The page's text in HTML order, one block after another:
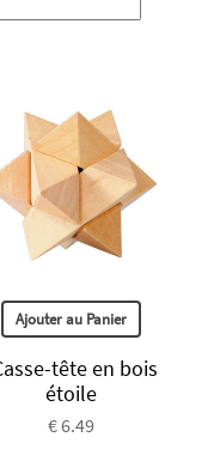
Ajouter au Panier
tête en bois
étoile
€ 6.49